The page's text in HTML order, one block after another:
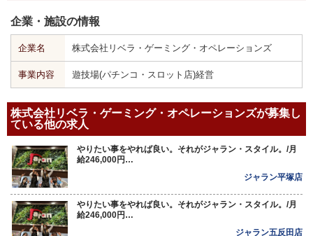
企業・施設の情報
企業名 株式会社リベラ・ゲーミング・オペレーションズ
事業内容 遊技場(パチンコ・スロット店)経営
株式会社リベラ・ゲーミング・オペレーションズが募集し
ている他の求人
やりたい事をやれば良い。それがジャラン・スタイル。/月
給246,000円…
ジャラン平塚店
やりたい事をやれば良い。それがジャラン・スタイル。/月
給246,000円…
ジャラン五反田店